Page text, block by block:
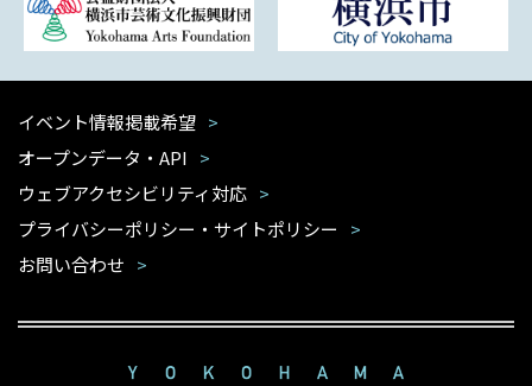
イベント情報掲載希望
オープンデータ・API
ウェブアクセシビリティ対応
プライバシーポリシー・サイトポリシー
お問い合わせ